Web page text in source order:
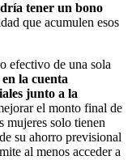
tener un bono
que acumulen esos
efectivo de una sola
la cuenta
junto a la
el monto final de
mujeres solo tienen
su ahorro previsional
al menos acceder a